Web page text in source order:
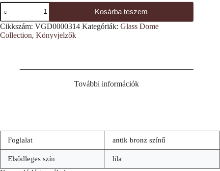
Levendula
mintás
könyvjelző
mennyiség
Kosárba teszem
Cikkszám: VGD0000314 Kategóriák: Glass Dome
Collection, Könyvjelzők
További információk
Foglalat antik bronz színű
Elsődleges szín lila